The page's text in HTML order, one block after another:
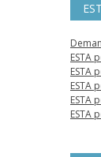
ESTA
ESTA
ESTA
ESTA
ESTA